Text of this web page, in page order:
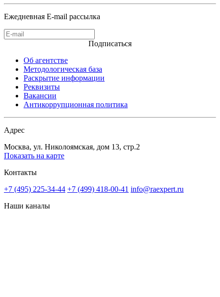
Ежедневная E-mail рассылка
Подписаться
Об агентстве
Методологическая база
Раскрытие информации
Реквизиты
Вакансии
Антикоррупционная политика
Адрес
Москва, ул. Николоямская, дом 13, стр.2
Показать на карте
Контакты
+7 (495) 225-34-44 +7 (499) 418-00-41 info@raexpert.ru
Наши каналы